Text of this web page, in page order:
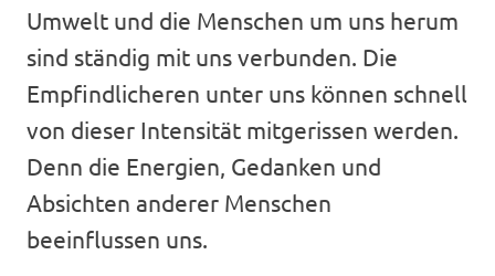
Umwelt und die Menschen um uns herum
sind ständig mit uns verbunden. Die
Empfindlicheren unter uns können schnell
von dieser Intensität mitgerissen werden.
Denn die Energien, Gedanken und
Absichten anderer Menschen
beeinflussen uns.